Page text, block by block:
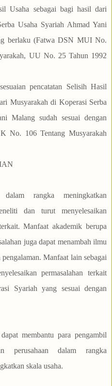
Usaha sebagai bagi hasil dari
Usaha Syariah Ahmad Yani
berlaku (Fatwa DSN MUI No.
UU No. 25 Tahun 1992
pencatatan Selisih Hasil
Musyarakah di Koperasi Serba
Malang sudah sesuai dengan
No. 106 Tentang Musyarakah
rangka meningkatkan
dan turut menyelesaikan
Manfaat akademik berupa
juga dapat menambah ilmu
Manfaat lain sebagai
permasalahan terkait
Syariah yang sesuai dengan
membantu para pengambil
perusahaan dalam rangka
skala usaha.